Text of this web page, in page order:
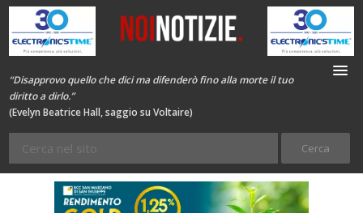
“Disapprovo quello che dici ma difenderò fino alla morte il tuo
diritto a dirlo.”
(Evelyn Beatrice Hall, saggio su Voltaire)